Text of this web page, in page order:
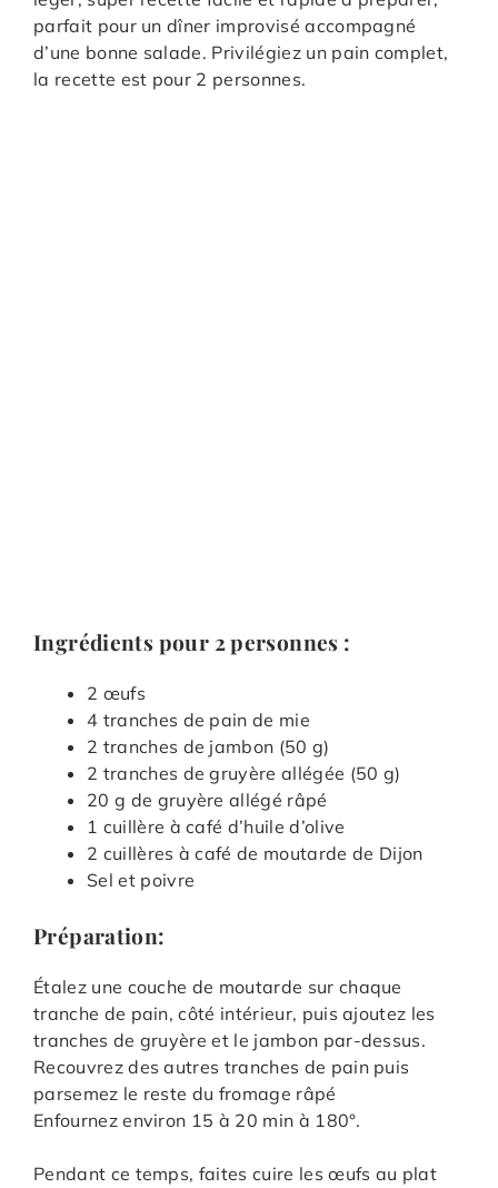
parfait pour un dîner improvisé accompagné
d’une bonne salade. Privilégiez un pain complet,
la recette est pour 2 personnes.
Ingrédients pour 2 personnes :
2 œufs
4 tranches de pain de mie
2 tranches de jambon (50 g)
2 tranches de gruyère allégée (50 g)
20 g de gruyère allégé râpé
1 cuillère à café d’huile d’olive
2 cuillères à café de moutarde de Dijon
Sel et poivre
Préparation:
Étalez une couche de moutarde sur chaque
tranche de pain, côté intérieur, puis ajoutez les
tranches de gruyère et le jambon par-dessus.
Recouvrez des autres tranches de pain puis
parsemez le reste du fromage râpé
Enfournez environ 15 à 20 min à 180°.
Pendant ce temps, faites cuire les œufs au plat